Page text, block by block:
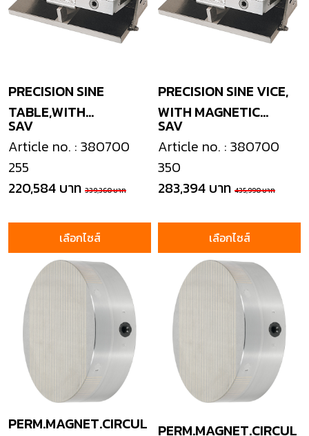
SAV
PRECISION SINE
TABLE,WITH
MAGNETIC PLATE
Article no. : 380700
255
220,584 บาท 339,360 บาท
เลือกไซส์
SAV
PRECISION SINE VICE,
WITH MAGNETIC
PLATE
Article no. : 380700
350
283,394 บาท 435,990 บาท
เลือกไซส์
PERM.MAGNET.CIRCUL PERM.MAGNET.CIRCUL